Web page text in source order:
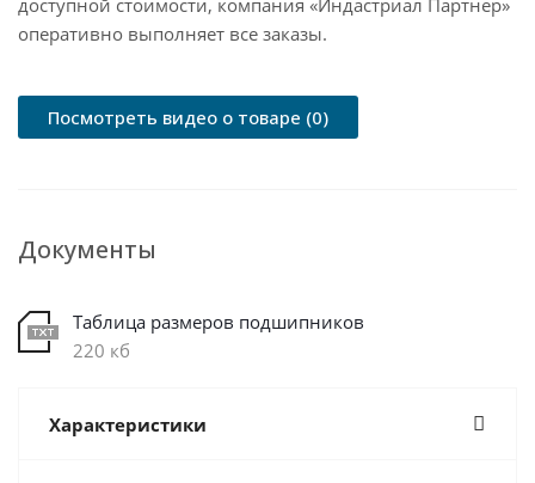
доступной стоимости, компания «Индастриал Партнер»
оперативно выполняет все заказы.
Посмотреть видео о товаре (0)
Документы
Таблица размеров подшипников
220 кб
Характеристики